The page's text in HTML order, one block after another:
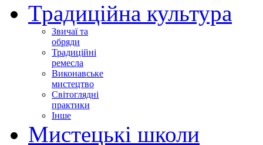
Традиційна культура
Звичаї та
обряди
Традиційні
ремесла
Виконавське
мистецтво
Світоглядні
практики
Інше
Мистецькі школи